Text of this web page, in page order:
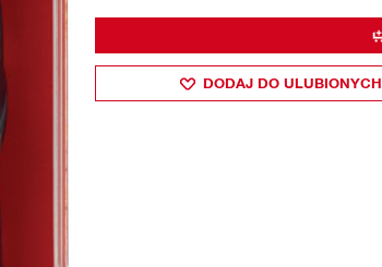
DODAJ DO ULUBIONYCH